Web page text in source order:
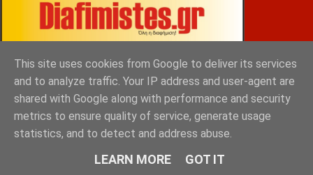
ΒΕΚΡΑΚΟΣ
This site uses cookies from Google to deliver its services
and to analyze traffic. Your IP address and user-agent are
shared with Google along with performance and security
metrics to ensure quality of service, generate usage
statistics, and to detect and address abuse.
LEARN MORE GOT IT